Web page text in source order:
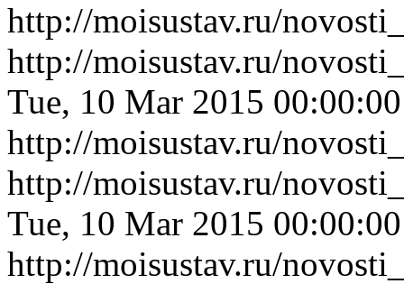
http://moisustav.ru/
http://moisustav.ru/
Tue, 10 Mar 2015
http://moisustav.ru/
http://moisustav.ru/
Tue, 10 Mar 2015
http://moisustav.ru/